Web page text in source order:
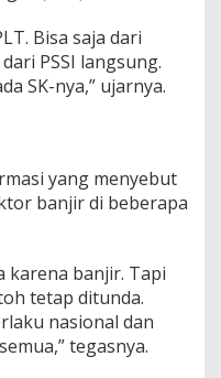
Bisa saja dari
PSSI langsung.
SK-nya,” ujarnya.
yang menyebut
banjir di beberapa
karena banjir. Tapi
tetap ditunda.
nasional dan
tegasnya.